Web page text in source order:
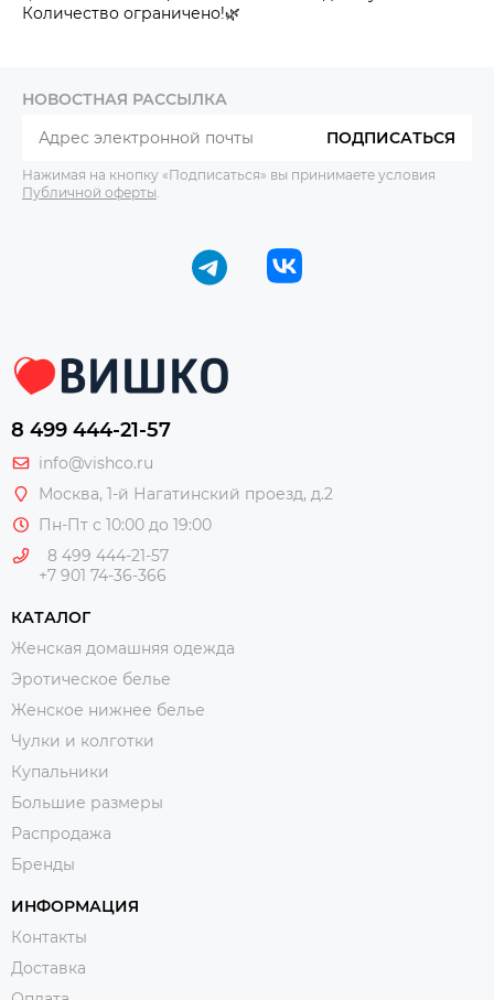
Количество ограничено!🌿
НОВОСТНАЯ РАССЫЛКА
ПОДПИСАТЬСЯ
Нажимая на кнопку «Подписаться» вы принимаете условия
Публичной оферты
8 499 444-21-57
info@vishco.ru
Москва, 1-й Нагатинский проезд, д.2
Пн-Пт с 10:00 до 19:00
8 499 444-21-57
+7 901 74-36-366
КАТАЛОГ
Женская домашняя одежда
Эротическое белье
Женское нижнее белье
Чулки и колготки
Купальники
Большие размеры
Распродажа
Бренды
ИНФОРМАЦИЯ
Контакты
Доставка